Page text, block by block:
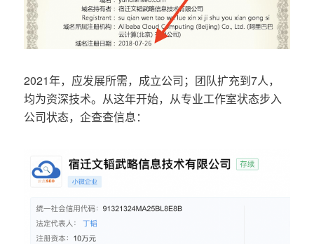
2021年，应发展所需，成立公司；团队扩充到7人，
均为资深技术。从这年开始，从专业工作室状态步入
公司状态，企查查信息：